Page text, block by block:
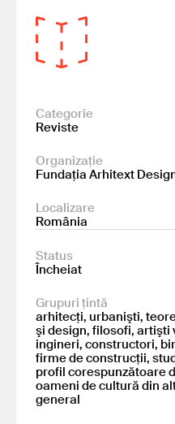
Categorie
Reviste
Organizație
Fundația Arhitext
Localizare
România
Status
Încheiat
Grupuri țintă
arhitecţi, urbanişti,
şi design, filosofi,
ingineri, constructori,
firme de construcţii,
profil corespunzătoare
oameni de cultură din
general